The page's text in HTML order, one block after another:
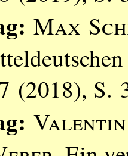
Max
(2018), S.